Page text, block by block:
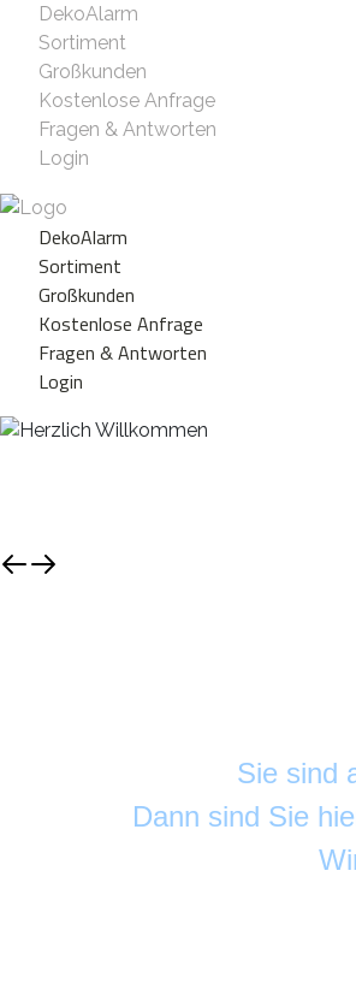
DekoAlarm
Sortiment
Großkunden
Kostenlose Anfrage
Fragen & Antworten
Login
DekoAlarm
Sortiment
Großkunden
Kostenlose Anfrage
Fragen & Antworten
Login
Sie sind
Dann sind Sie